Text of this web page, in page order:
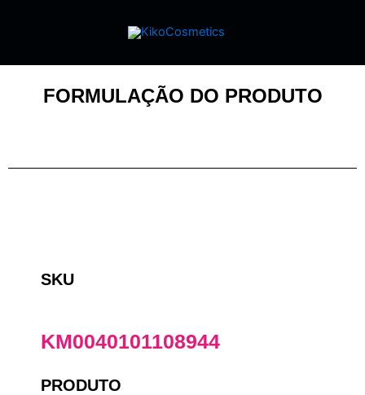
FORMULAÇÃO DO PRODUTO
SKU
KM0040101108944
PRODUTO